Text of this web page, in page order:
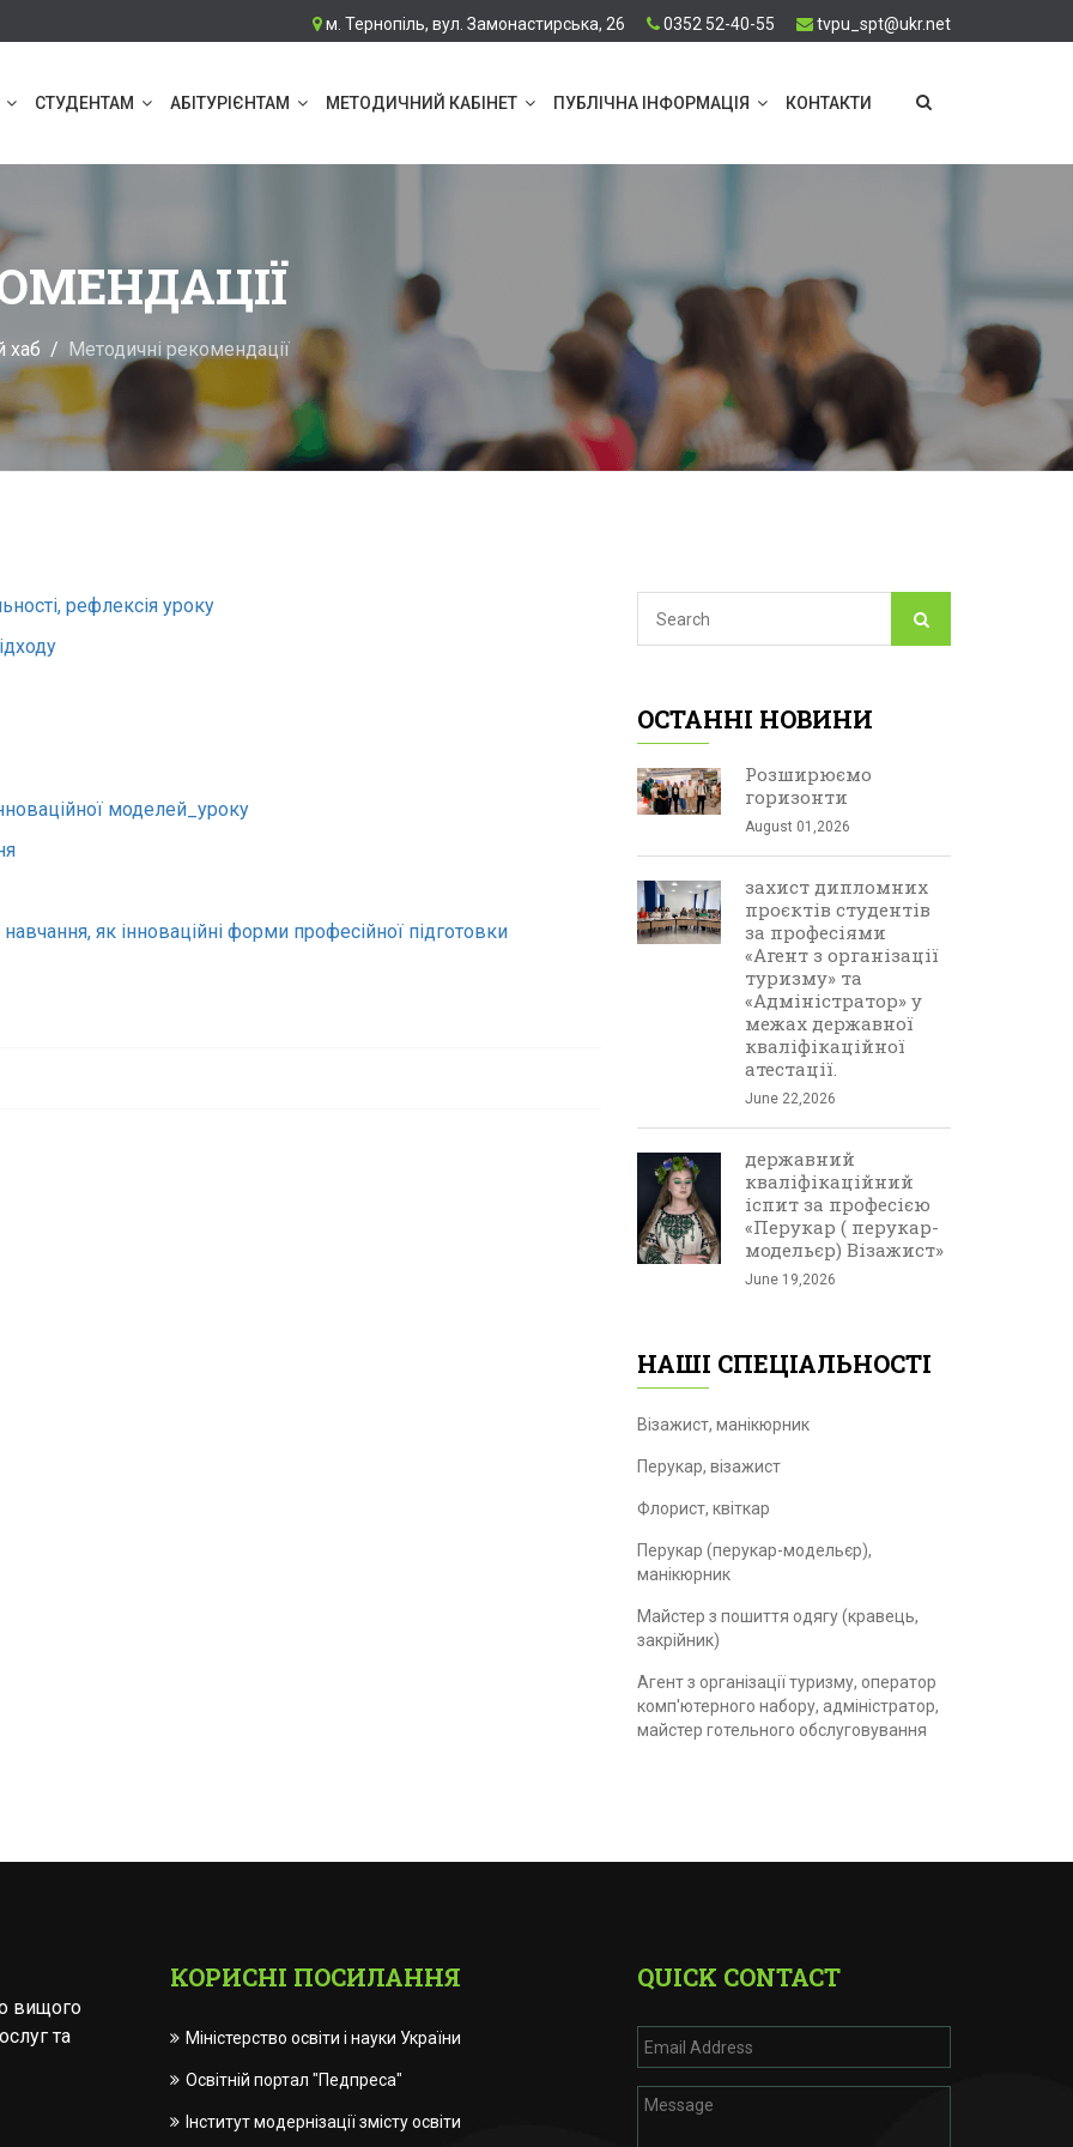
м. Тернопіль, вул. Замонастирська, 26 0352 52-40-55 tvpu_spt@ukr.net
СТУДЕНТАМ АБІТУРІЄНТАМ МЕТОДИЧНИЙ КАБІНЕТ ПУБЛІЧНА ІНФОРМАЦІЯ КОНТАКТИ
хаб Методичні рекомендації
рефлексія уроку
моделей_уроку
як інноваційні форми професійної підготовки
ОСТАННІ НОВИНИ
Розширюємо
горизонти
August 01,2026
захист дипломних
проєктів студентів
за професіями
«Агент з організації
туризму» та
«Адміністратор» у
межах державної
кваліфікаційної
атестації.
June 22,2026
державний
кваліфікаційний
іспит за професією
«Перукар ( перукар-
модельєр) Візажист»
June 19,2026
НАШІ СПЕЦІАЛЬНОСТІ
Візажист, манікюрник
Перукар, візажист
Флорист, квіткар
Перукар (перукар-модельєр),
манікюрник
Майстер з пошиття одягу (кравець,
закрійник)
Агент з організації туризму, оператор
комп'ютерного набору, адміністратор,
майстер готельного обслуговування
вищого
та
КОРИСНІ ПОСИЛАННЯ
Міністерство освіти і науки України
Освітній портал "Педпреса"
Інститут модернізації змісту освіти
QUICK CONTACT